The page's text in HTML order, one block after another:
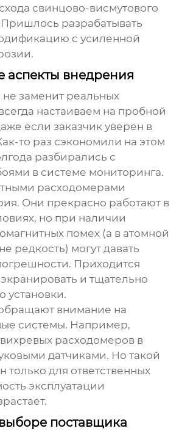
свинцово-висмутового
разрабатывать
с усиленной
аспекты внедрения
заменит реальных
настаиваем на пробной
если заказчик уверен в
то раз сэкономили на этом
разбирались с
в системе мониторинга.
расходомерами
Они прекрасно работают в
но при наличии
помех (а в атомной
редкость) могут давать
Приходится
и тщательно
установки.
внимание на
системы. Например,
расходомеров в
датчиками. Но такой
только для ответственных
эксплуатации
поставщика